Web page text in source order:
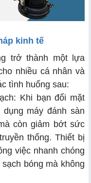
kinh tế
trở thành một lựa
nhiều cá nhân và
tình huống sau:
Khi bạn đối mặt
máy đánh sàn
còn giảm bớt sức
thống. Thiết bị
việc nhanh chóng
bóng mà không